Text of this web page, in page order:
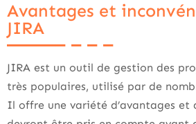
Avantages et
JIRA
JIRA est un outil de gestion des
très populaires, utilisé par de
Il offre une variété d’avantages et